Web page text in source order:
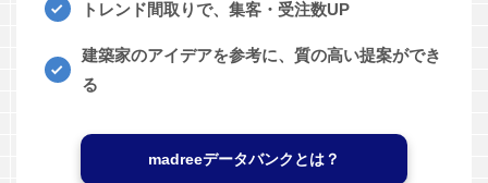
トレンド間取りで、集客・受注数UP
建築家のアイデアを参考に、質の高い提案ができ
る
madreeデータバンクとは？